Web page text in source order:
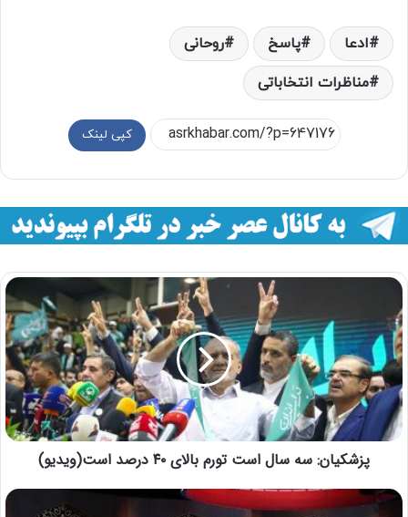
ادعا پاسخ
روحانی
مناظرات انتخاباتی
کپی لینک
پزشکیان: سه سال است تورم بالای ۴۰ درصد است(ویدیو)